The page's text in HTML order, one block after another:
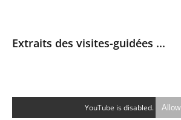
Extraits des visites-guidées ...
YouTube is disabled. Allow